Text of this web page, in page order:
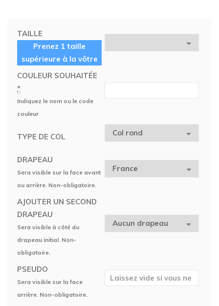
TAILLE
Prenez 1 taille
supérieure à la vôtre
COULEUR SOUHAITÉE
*
Indiquez le nom ou le code
couleur
TYPE DE COL
DRAPEAU
Sera visible sur la face avant
ou arrière. Non-obligatoire.
AJOUTER UN SECOND
DRAPEAU
Sera visible à côté du
drapeau initial. Non-
obligatoire.
PSEUDO
Sera visible sur la face
arrière. Non-obligatoire.